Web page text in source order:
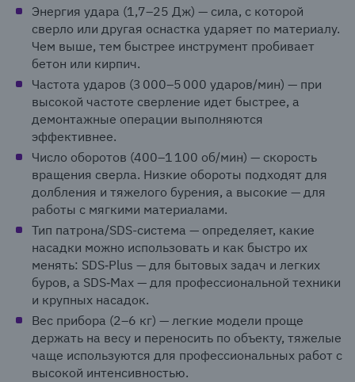
Энергия удара (1,7–25 Дж) — сила, с которой
сверло или другая оснастка ударяет по материалу.
Чем выше, тем быстрее инструмент пробивает
бетон или кирпич.
Частота ударов (3 000–5 000 ударов/мин) — при
высокой частоте сверление идет быстрее, а
демонтажные операции выполняются
эффективнее.
Число оборотов (400–1 100 об/мин) — скорость
вращения сверла. Низкие обороты подходят для
долбления и тяжелого бурения, а высокие — для
работы с мягкими материалами.
Тип патрона/SDS-система — определяет, какие
насадки можно использовать и как быстро их
менять: SDS‑Plus — для бытовых задач и легких
буров, а SDS‑Max — для профессиональной техники
и крупных насадок.
Вес прибора (2–6 кг) — легкие модели проще
держать на весу и переносить по объекту, тяжелые
чаще используются для профессиональных работ с
высокой интенсивностью.